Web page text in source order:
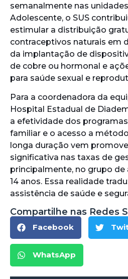
semanalmente nas
Adolescente, o SUS
estimular a distribuição
contraceptivos naturais em
da implantação de
de cobre ou hormonal e
para saúde sexual e
Para a coordenadora da
Hospital Estadual de
a efetividade dos
familiar e o acesso a
longa duração vem
significativa nas taxas de
principalmente, no grupo de
14 anos. Essa realidade
assistência de saúde e
Compartilhe nas Redes
Facebook
WhatsApp